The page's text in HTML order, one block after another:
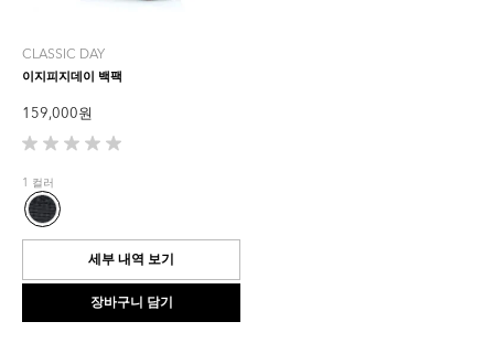
CLASSIC DAY
이지피지데이 백팩
159,000 원
별
5
개
중
0.0
입
다.
1 컬러
세부 내역 보기
장바구니 담기